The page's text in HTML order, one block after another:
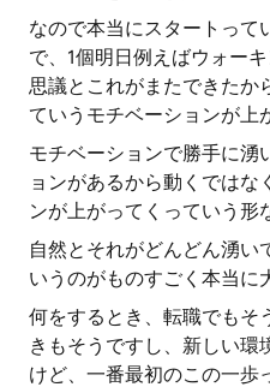
なので本当にスタートって
で、1個明日例えばウォー
思議とこれがまたできたか
ていうモチベーションが上
モチベーションで勝手に湧
ョンがあるから動くではな
ンが上がってくっていう形
自然とそれがどんどん湧い
いうのがものすごく本当に
何をするとき、転職でもそ
きもそうですし、新しい環
けど、一番最初のこの一歩